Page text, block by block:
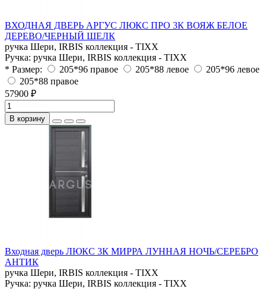
ВХОДНАЯ ДВЕРЬ АРГУС ЛЮКС ПРО 3К ВОЯЖ БЕЛОЕ
ДЕРЕВО/ЧЕРНЫЙ ШЕЛК
ручка Шери, IRBIS коллекция - TIXX
Ручка: ручка Шери, IRBIS коллекция - TIXX
* Размер:
205*96 правое 205*88 левое
205*96 левое
205*88 правое
57900 ₽
В корзину
Входная дверь ЛЮКС 3К МИРРА ЛУННАЯ НОЧЬ/СЕРЕБРО
АНТИК
ручка Шери, IRBIS коллекция - TIXX
Ручка: ручка Шери, IRBIS коллекция - TIXX